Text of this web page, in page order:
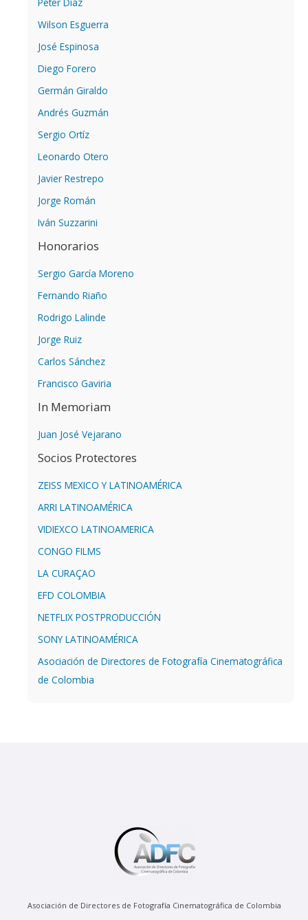
Wilson Esguerra
José Espinosa
Diego Forero
Germán Giraldo
Andrés Guzmán
Sergio Ortíz
Leonardo Otero
Javier Restrepo
Jorge Román
Iván Suzzarini
Honorarios
Sergio García Moreno
Fernando Riaño
Rodrigo Lalinde
Jorge Ruiz
Carlos Sánchez
Francisco Gaviria
In Memoriam
Juan José Vejarano
Socios Protectores
ZEISS MEXICO Y LATINOAMÉRICA
ARRI LATINOAMÉRICA
VIDIEXCO LATINOAMERICA
CONGO FILMS
LA CURAÇAO
EFD COLOMBIA
NETFLIX POSTPRODUCCIÓN
SONY LATINOAMÉRICA
Asociación de Directores de Fotografía Cinematográfica
de Colombia
Asociación de Directores de Fotografía Cinematográfica de Colombia